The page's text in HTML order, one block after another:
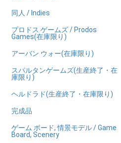
同人 / Indies
プロドス ゲームズ / Prodos
Games(在庫限り)
アーバン ウォー(在庫限り)
スパルタンゲームズ(生産終了・在
庫限り)
ヘルドラド(生産終了・在庫限り)
完成品
ゲーム ボード, 情景モデル / Game
Board, Scenery